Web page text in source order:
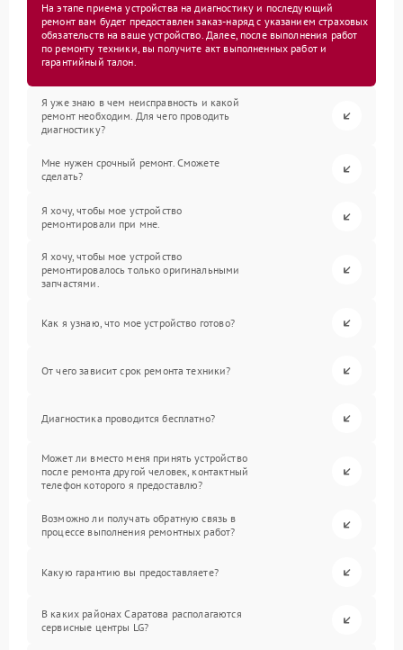
На этапе приема устройства на диагностику и последующий
ремонт вам будет предоставлен заказ-наряд с указанием страховых
обязательств на ваше устройство. Далее, после выполнения работ
по ремонту техники, вы получите акт выполненных работ и
гарантийный талон.
Я уже знаю в чем неисправность и какой
ремонт необходим. Для чего проводить
диагностику?
Мне нужен срочный ремонт. Сможете
сделать?
Я хочу, чтобы мое устройство
ремонтировали при мне.
Я хочу, чтобы мое устройство
ремонтировалось только оригинальными
запчастями.
Как я узнаю, что мое устройство готово?
От чего зависит срок ремонта техники?
Диагностика проводится бесплатно?
Может ли вместо меня принять устройство
после ремонта другой человек, контактный
телефон которого я предоставлю?
Возможно ли получать обратную связь в
процессе выполнения ремонтных работ?
Какую гарантию вы предоставляете?
В каких районах Саратова располагаются
сервисные центры LG?